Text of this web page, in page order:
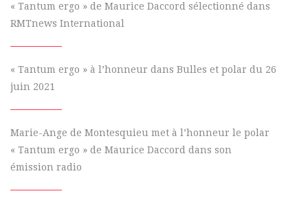
« Tantum ergo » de Maurice Daccord sélectionné dans
RMTnews International
« Tantum ergo » à l’honneur dans Bulles et polar du 26
juin 2021
Marie-Ange de Montesquieu met à l’honneur le polar
« Tantum ergo » de Maurice Daccord dans son
émission radio